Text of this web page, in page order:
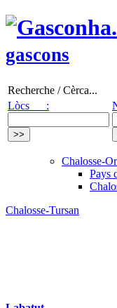
gascons
Recherche / Cèrca...
Lòcs :
Chalosse-
Pays
Chalosse-Tursan